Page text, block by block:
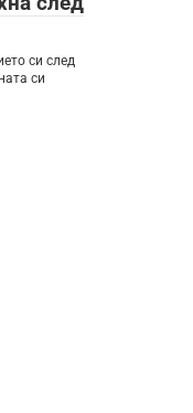
си след
си